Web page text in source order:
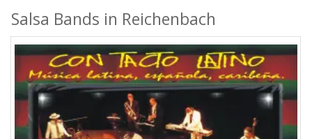
Salsa Bands in Reichenbach